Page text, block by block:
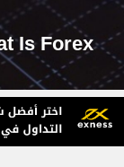
Is Forex